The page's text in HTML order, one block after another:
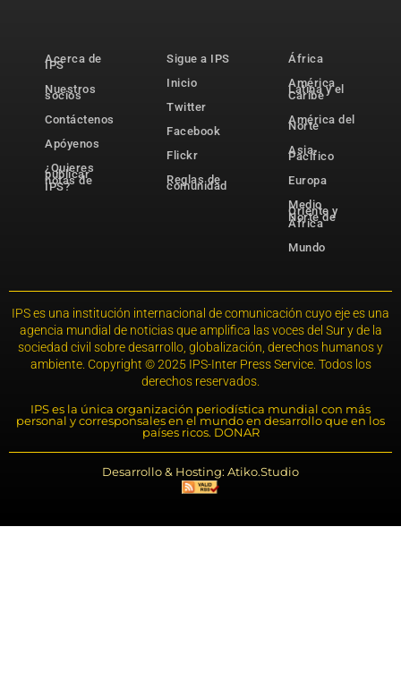
Acerca de
IPS
Nuestros
socios
Contáctenos
Apóyenos
¿Quieres
publicar
notas de
IPS?
Sigue a IPS
Inicio
Twitter
Facebook
Flickr
Reglas de
comunidad
África
América
Latina y el
Caribe
América del
Norte
Asia-
Pacífico
Europa
Medio
Oriente y
Norte de
África
Mundo
IPS es una institución internacional de comunicación cuyo eje es una
agencia mundial de noticias que amplifica las voces del Sur y de la
sociedad civil sobre desarrollo, globalización, derechos humanos y
ambiente. Copyright © 2025 IPS-Inter Press Service. Todos los
derechos reservados.
IPS es la única organización periodística mundial con más
personal y corresponsales en el mundo en desarrollo que en los
países ricos. DONAR
Desarrollo & Hosting: Atiko.Studio